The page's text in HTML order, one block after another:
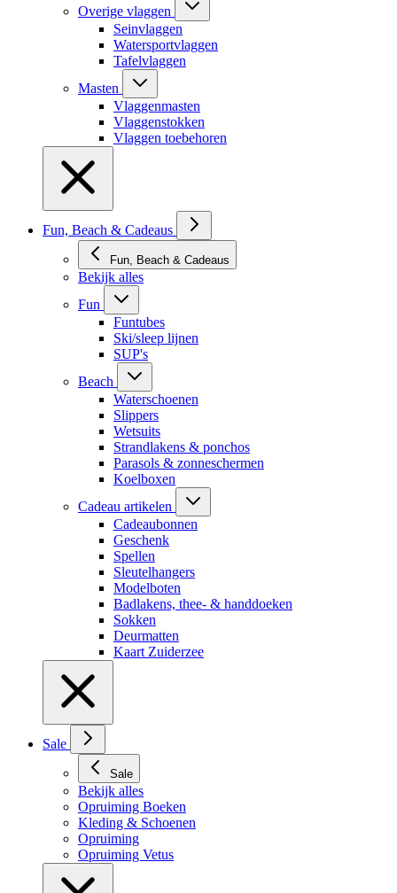
Overige vlaggen
Seinvlaggen
Watersportvlaggen
Tafelvlaggen
Masten
Vlaggenmasten
Vlaggenstokken
Vlaggen toebehoren
Fun, Beach & Cadeaus
Fun, Beach & Cadeaus
Bekijk alles
Fun
Funtubes
Ski/sleep lijnen
SUP's
Beach
Waterschoenen
Slippers
Wetsuits
Strandlakens & ponchos
Parasols & zonneschermen
Koelboxen
Cadeau artikelen
Cadeaubonnen
Geschenk
Spellen
Sleutelhangers
Modelboten
Badlakens, thee- & handdoeken
Sokken
Deurmatten
Kaart Zuiderzee
Sale
Sale
Bekijk alles
Opruiming Boeken
Kleding & Schoenen
Opruiming
Opruiming Vetus